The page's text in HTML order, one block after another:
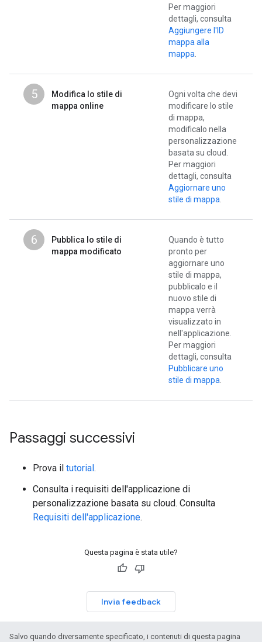
Per maggiori
dettagli, consulta
Aggiungere l'ID
mappa alla
mappa
5
Modifica lo stile di
mappa online
Ogni volta che devi
modificare lo stile
di mappa,
modificalo nella
personalizzazione
basata su cloud.
Per maggiori
dettagli, consulta
Aggiornare uno
stile di mappa
6
Pubblica lo stile di
mappa modificato
Quando è tutto
pronto per
aggiornare uno
stile di mappa,
pubblicalo e il
nuovo stile di
mappa verrà
visualizzato in
nell'applicazione.
Per maggiori
dettagli, consulta
Pubblicare uno
stile di mappa
Passaggi successivi
Prova il tutorial.
Consulta i requisiti dell'applicazione di
personalizzazione basata su cloud. Consulta
Requisiti dell'applicazione.
Questa pagina è stata utile?
Invia feedback
Salvo quando diversamente specificato, i contenuti di questa pagina